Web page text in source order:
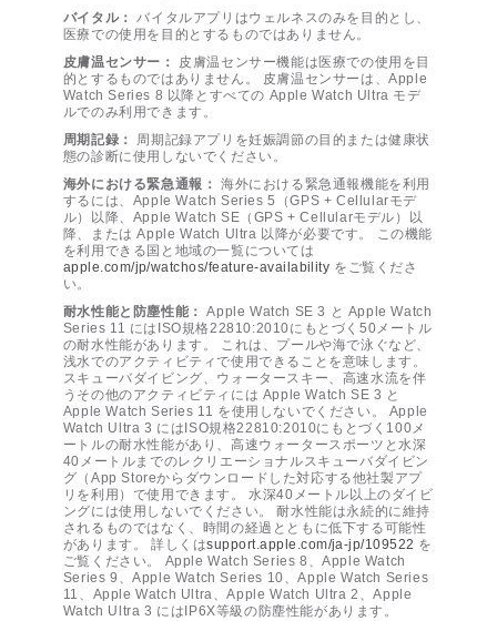
バイタル： バイタルアプリはウェルネスのみを目的とし、
医療での使用を目的とするものではありません。
皮膚温センサー：
皮膚温センサー機能は医療での使用を目
的とするものではありません。 皮膚温センサーは、Apple
Watch Series 8 以降とすべての Apple Watch Ultra モデ
ルでのみ利用できます。
周期記録：
周期記録アプリを妊娠調節の目的または健康状
態の診断に使用しないでください。
海外における緊急通報： 海外における緊急通報機能を利用
するには、Apple Watch Series 5（GPS + Cellularモデ
ル）以降、Apple Watch SE（GPS + Cellularモデル）以
降、または Apple Watch Ultra 以降が必要です。 この機能
を利用できる国と地域の一覧については
apple.com/jp/watchos/feature-availability をご覧くださ
い。
耐水性能と防塵性能： Apple Watch SE 3 と Apple Watch
Series 11 にはISO規格22810:2010にもとづく50メートル
の耐水性能があります。 これは、プールや海で泳ぐなど、
浅水でのアクティビティで使用できることを意味します。
スキューバダイビング、ウォータースキー、高速水流を伴
うその他のアクティビティには Apple Watch SE 3 と
Apple Watch Series 11 を使用しないでください。 Apple
Watch Ultra 3 にはISO規格22810:2010にもとづく100メ
ートルの耐水性能があり、高速ウォータースポーツと水深
40メートルまでのレクリエーショナルスキューバダイビン
グ（App Storeからダウンロードした対応する他社製アプ
リを利用）で使用できます。 水深40メートル以上のダイビ
ングには使用しないでください。 耐水性能は永続的に維持
されるものではなく、時間の経過とともに低下する可能性
があります。 詳しくはsupport.apple.com/ja-jp/109522 を
ご覧ください。 Apple Watch Series 8、Apple Watch
Series 9、Apple Watch Series 10、Apple Watch Series
11、Apple Watch Ultra、Apple Watch Ultra 2、Apple
Watch Ultra 3 にはIP6X等級の防塵性能があります。